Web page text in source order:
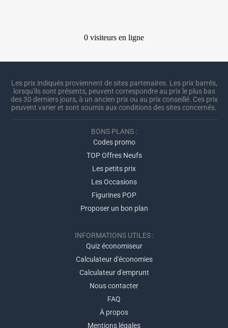
Les prix indiqués proviennent de sites partenaires. Les prix barrés,
lorsqu'ils sont présents, peuvent correspondre au prix le plus bas
des 30 derniers jours, à un ancien prix ou au prix conseillé. Ces prix
peuvent varier et sont soumis aux conditions des sites concernés.
BONS PLANS :
Codes promo
TOP Offres Neufs
Les petits prix
Les Occasions
Figurines POP
Proposer un bon plan
INFORMATIONS UTILES :
Quiz économiseur
Calculateur d'économies
Calculateur d'emprunt
Nous contacter
FAQ
À propos
Mentions légales